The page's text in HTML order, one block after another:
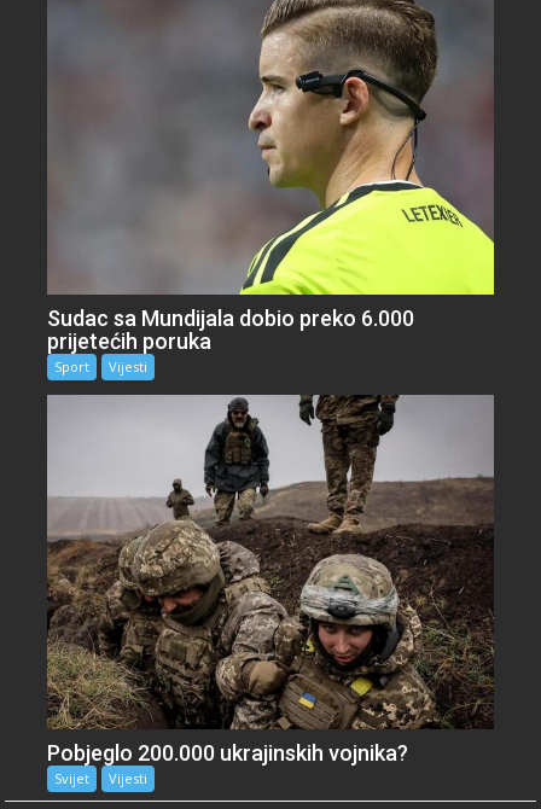
Sudac sa Mundijala dobio preko 6.000
prijetećih poruka
Sport Vijesti
Pobjeglo 200.000 ukrajinskih vojnika?
Svijet Vijesti